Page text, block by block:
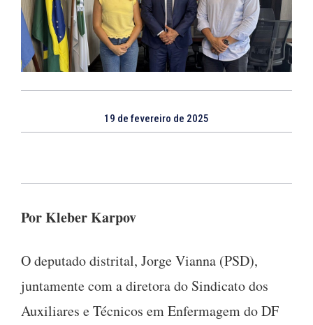
19 de fevereiro de 2025
Por Kleber Karpov
O deputado distrital, Jorge Vianna (PSD),
juntamente com a diretora do Sindicato dos
Auxiliares e Técnicos em Enfermagem do DF